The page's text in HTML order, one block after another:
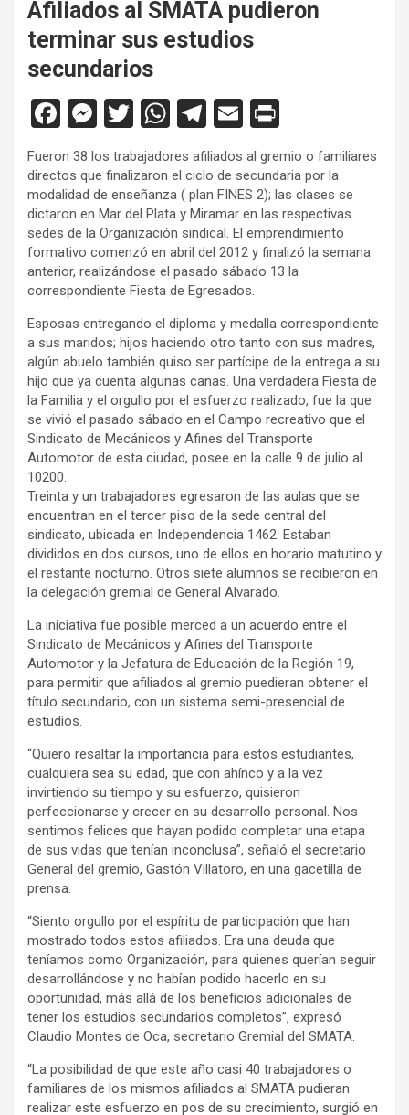
Afiliados al SMATA pudieron
terminar sus estudios
secundarios
F
a
ce
b
o
o
k
M
es
se
n
g
er
T
wi
tt
er
W
at
s
A
p
p
T
el
e
gr
a
m
E
m
ail
in
tF
ri
e
n
y
Fueron 38 los trabajadores afiliados al gremio o familiares
directos que finalizaron el ciclo de secundaria por la
modalidad de enseñanza ( plan FINES 2); las clases se
dictaron en Mar del Plata y Miramar en las respectivas
sedes de la Organización sindical. El emprendimiento
formativo comenzó en abril del 2012 y finalizó la semana
anterior, realizándose el pasado sábado 13 la
correspondiente Fiesta de Egresados.
Esposas entregando el diploma y medalla correspondiente
a sus maridos; hijos haciendo otro tanto con sus madres,
algún abuelo también quiso ser partícipe de la entrega a su
hijo que ya cuenta algunas canas. Una verdadera Fiesta de
la Familia y el orgullo por el esfuerzo realizado, fue la que
se vivió el pasado sábado en el Campo recreativo que el
Sindicato de Mecánicos y Afines del Transporte
Automotor de esta ciudad, posee en la calle 9 de julio al
10200.
Treinta y un trabajadores egresaron de las aulas que se
encuentran en el tercer piso de la sede central del
sindicato, ubicada en Independencia 1462. Estaban
divididos en dos cursos, uno de ellos en horario matutino y
el restante nocturno. Otros siete alumnos se recibieron en
la delegación gremial de General Alvarado.
La iniciativa fue posible merced a un acuerdo entre el
Sindicato de Mecánicos y Afines del Transporte
Automotor y la Jefatura de Educación de la Región 19,
para permitir que afiliados al gremio puedieran obtener el
título secundario, con un sistema semi-presencial de
estudios.
“Quiero resaltar la importancia para estos estudiantes,
cualquiera sea su edad, que con ahínco y a la vez
invirtiendo su tiempo y su esfuerzo, quisieron
perfeccionarse y crecer en su desarrollo personal. Nos
sentimos felices que hayan podido completar una etapa
de sus vidas que tenían inconclusa”, señaló el secretario
General del gremio, Gastón Villatoro, en una gacetilla de
prensa.
“Siento orgullo por el espíritu de participación que han
mostrado todos estos afiliados. Era una deuda que
teníamos como Organización, para quienes querían seguir
desarrollándose y no habían podido hacerlo en su
oportunidad, más allá de los beneficios adicionales de
tener los estudios secundarios completos”, expresó
Claudio Montes de Oca, secretario Gremial del SMATA.
“La posibilidad de que este año casi 40 trabajadores o
familiares de los mismos afiliados al SMATA pudieran
realizar este esfuerzo en pos de su crecimiento, surgió en